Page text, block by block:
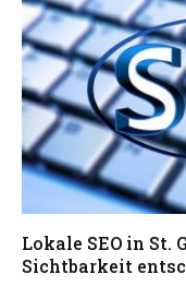
Lokale SEO in St.
Sichtbarkeit